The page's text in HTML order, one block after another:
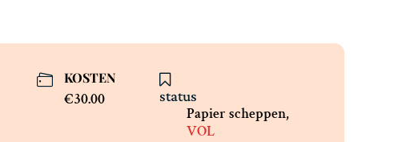
KOSTEN
€30.00 status
Papier scheppen,
VOL